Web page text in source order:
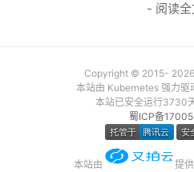
留言
友链
关于
- 阅读
Copyright © 2015-
本站由 Kubernetes 强力
本站已安全运行3730
蜀ICP备
本站由 提